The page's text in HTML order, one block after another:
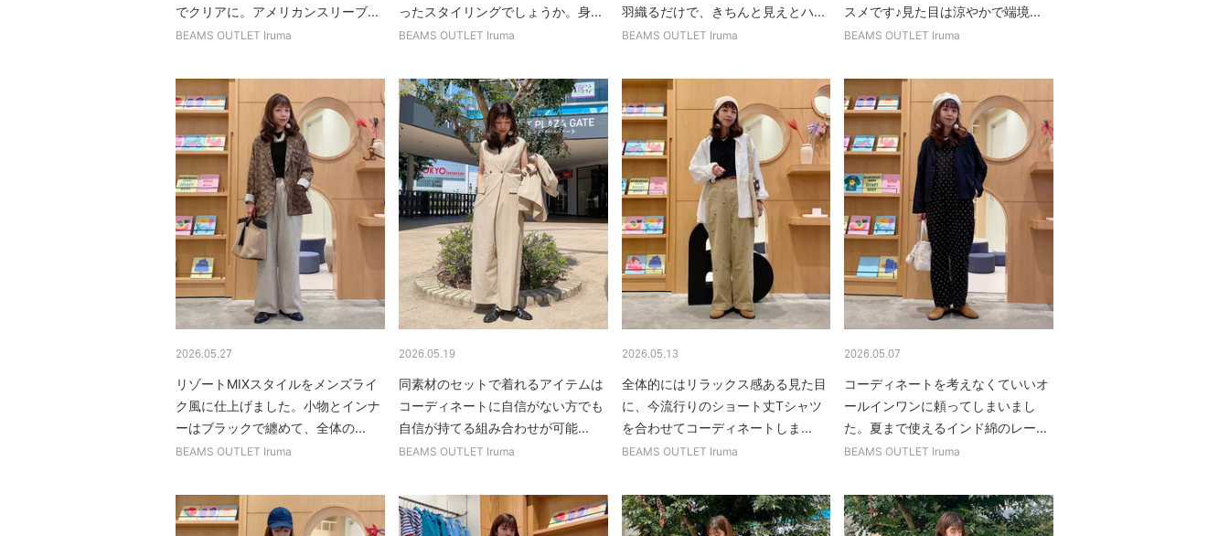
でクリアに。アメリカンスリーブ...
BEAMS OUTLET Iruma
ったスタイリングでしょうか。身...
BEAMS OUTLET Iruma
羽織るだけで、きちんと見えとハ...
BEAMS OUTLET Iruma
スメです♪見た目は涼やかで端境...
BEAMS OUTLET Iruma
2026.05.27
リゾートMIXスタイルをメンズライ
ク風に仕上げました。小物とインナ
ーはブラックで纏めて、全体の...
BEAMS OUTLET Iruma
2026.05.19
同素材のセットで着れるアイテムは
コーディネートに自信がない方でも
自信が持てる組み合わせが可能...
BEAMS OUTLET Iruma
2026.05.13
全体的にはリラックス感ある見た目
に、今流行りのショート丈Tシャツ
を合わせてコーディネートしま...
BEAMS OUTLET Iruma
2026.05.07
コーディネートを考えなくていいオ
ールインワンに頼ってしまいまし
た。夏まで使えるインド綿のレー...
BEAMS OUTLET Iruma